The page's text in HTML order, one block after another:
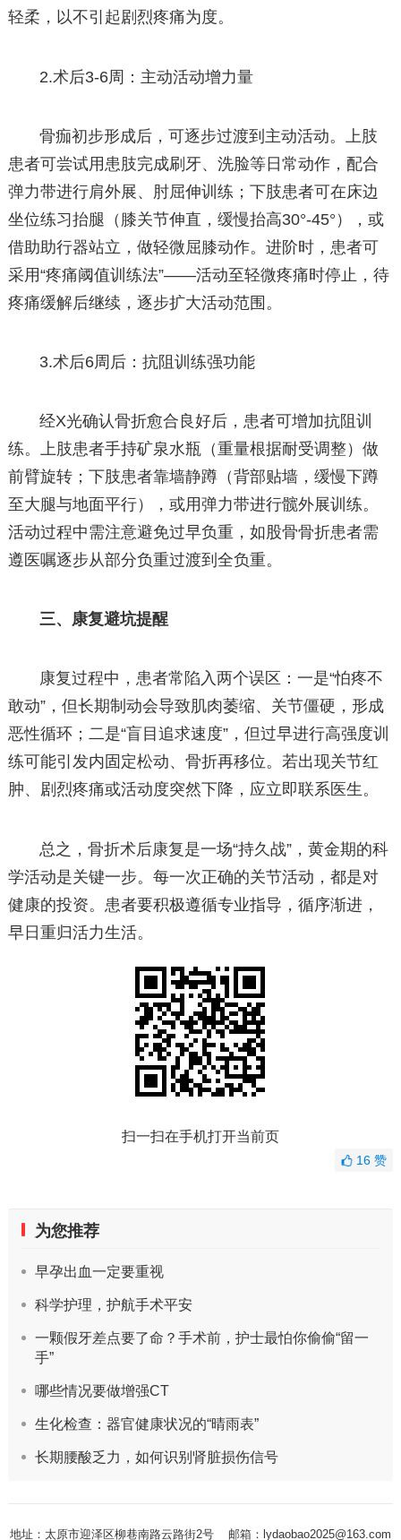
轻柔，以不引起剧烈疼痛为度。
2.术后3-6周：主动活动增力量
骨痂初步形成后，可逐步过渡到主动活动。上肢
患者可尝试用患肢完成刷牙、洗脸等日常动作，配合
弹力带进行肩外展、肘屈伸训练；下肢患者可在床边
坐位练习抬腿（膝关节伸直，缓慢抬高30°-45°），或
借助助行器站立，做轻微屈膝动作。进阶时，患者可
采用“疼痛阈值训练法”——活动至轻微疼痛时停止，待
疼痛缓解后继续，逐步扩大活动范围。
3.术后6周后：抗阻训练强功能
经X光确认骨折愈合良好后，患者可增加抗阻训
练。上肢患者手持矿泉水瓶（重量根据耐受调整）做
前臂旋转；下肢患者靠墙静蹲（背部贴墙，缓慢下蹲
至大腿与地面平行），或用弹力带进行髋外展训练。
活动过程中需注意避免过早负重，如股骨骨折患者需
遵医嘱逐步从部分负重过渡到全负重。
三、康复避坑提醒
康复过程中，患者常陷入两个误区：一是“怕疼不
敢动”，但长期制动会导致肌肉萎缩、关节僵硬，形成
恶性循环；二是“盲目追求速度”，但过早进行高强度训
练可能引发内固定松动、骨折再移位。若出现关节红
肿、剧烈疼痛或活动度突然下降，应立即联系医生。
总之，骨折术后康复是一场“持久战”，黄金期的科
学活动是关键一步。每一次正确的关节活动，都是对
健康的投资。患者要积极遵循专业指导，循序渐进，
早日重归活力生活。
扫一扫在手机打开当前页
16赞
为您推荐
早孕出血一定要重视
科学护理，护航手术平安
一颗假牙差点要了命？手术前，护士最怕你偷偷“留一
手”
哪些情况要做增强CT
生化检查：器官健康状况的“晴雨表”
长期腰酸乏力，如何识别肾脏损伤信号
地址：太原市迎泽区柳巷南路云路街2号 邮箱：lydaobao2025@163.com